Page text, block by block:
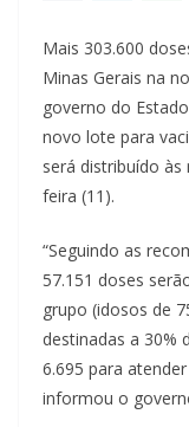
Mais 303.600
Minas Gerais na
governo do
novo lote para
será distribuído
feira (11).
“Seguindo as
57.151 doses
grupo (idosos de
destinadas a 30%
6.695 para
informou o